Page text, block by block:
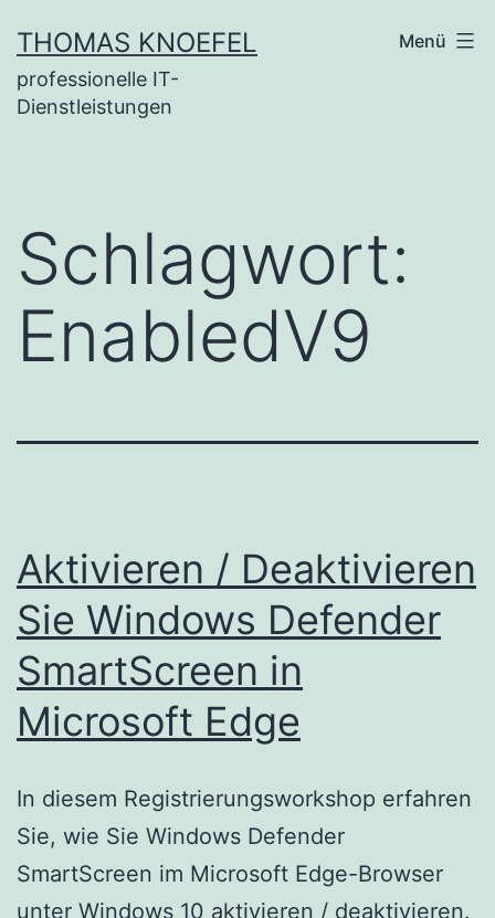
Inhalt
springen
THOMAS KNOEFEL
professionelle IT-
Dienstleistungen
Menü
Schlagwort:
EnabledV9
Aktivieren / Deaktivieren
Sie Windows Defender
SmartScreen in
Microsoft Edge
In diesem Registrierungsworkshop erfahren
Sie, wie Sie Windows Defender
SmartScreen im Microsoft Edge-Browser
unter Windows 10 aktivieren / deaktivieren.